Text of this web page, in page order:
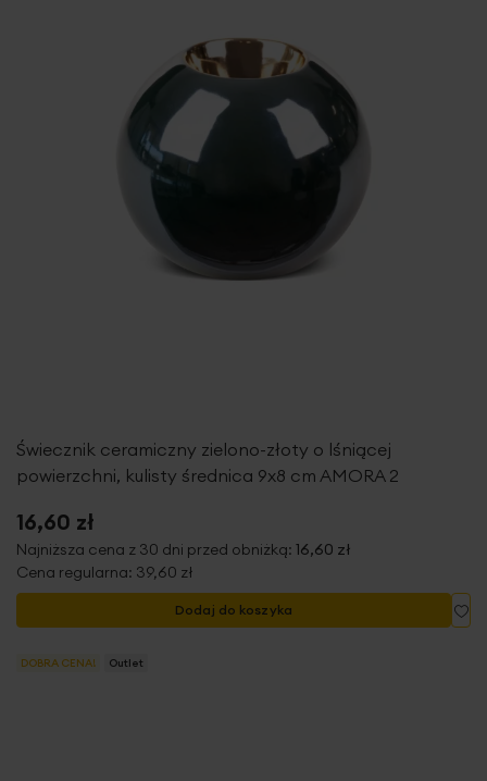
Świecznik ceramiczny zielono-złoty o lśniącej
powierzchni, kulisty średnica 9x8 cm AMORA 2
16,60 zł
Najniższa cena z 30 dni przed obniżką: 16,60 zł
Cena regularna: 39,60 zł
Dodaj do koszyka
DOBRA CENA! Outlet